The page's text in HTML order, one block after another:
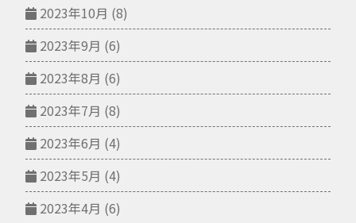
2023年10月 (8)
2023年9月 (6)
2023年8月 (6)
2023年7月 (8)
2023年6月 (4)
2023年5月 (4)
2023年4月 (6)